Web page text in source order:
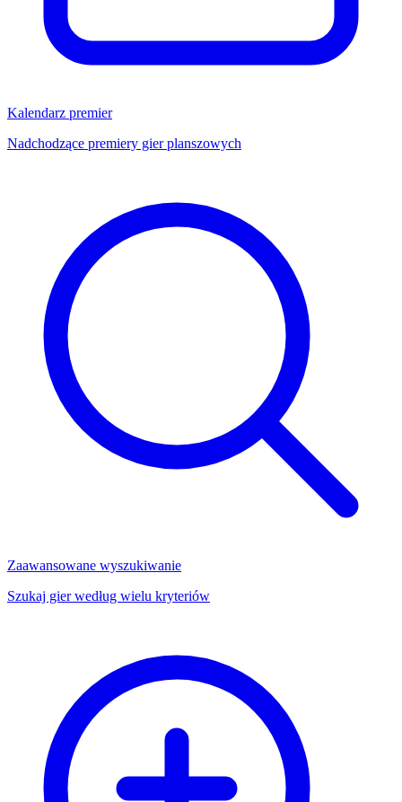
Kalendarz premier
Nadchodzące premiery gier planszowych
Zaawansowane wyszukiwanie
Szukaj gier według wielu kryteriów